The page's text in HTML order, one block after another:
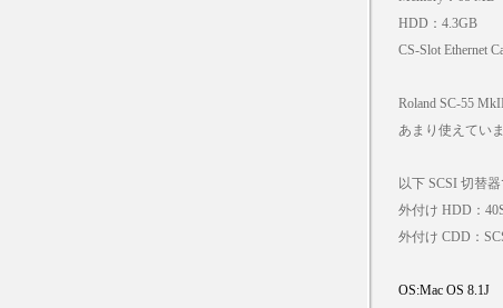
HDD：4.3GB
CS-Slot Ethernet
Roland SC-55
あまり使えてい
以下 SCSI 切替
外付け HDD：
外付け CDD：
OS:Mac OS 8.1J